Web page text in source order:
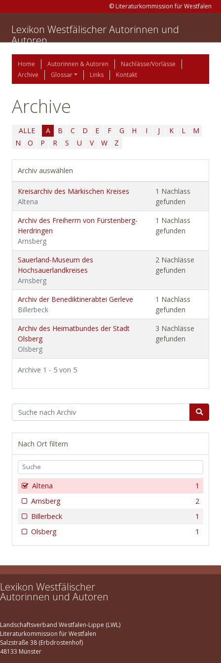
© Literaturkommission für Westfalen
Lexikon Westfälischer Autorinnen und
Autoren
Home Autorinnen & Autoren
Nachlässe/Vorlässe
Archive
Glossar Links Kontakt
Archive
ALLE A B C D E F G H I J K L
M
N
O P R S U V W Z
Archiv auswählen
Kreisarchiv des Märkischen Kreises
Altena
1 Nachlass
gefunden
Archiv des Freiherrn von Fürstenberg-
Herdringen
Arnsberg
1 Nachlass
gefunden
Sauerland-Museum des
Hochsauerlandkreises
Arnsberg
2 Nachlässe
gefunden
Archiv der Benediktinerabtei Gerleve
Billerbeck
1 Nachlass
gefunden
Archiv des Heimatbundes der Stadt
Olsberg
Olsberg
3 Nachlässe
gefunden
Archive 1 - 5 von 5
Nach Ort filtern
1
Altena
2
Arnsberg
1
Billerbeck
1
Olsberg
Lexikon Westfälischer
Autorinnen und Autoren
Landschaftsverband Westfalen-Lippe (LWL)
Literaturkommission für Westfalen
Salzstraße 38 (Erbdrostenhof)
48133 Münster